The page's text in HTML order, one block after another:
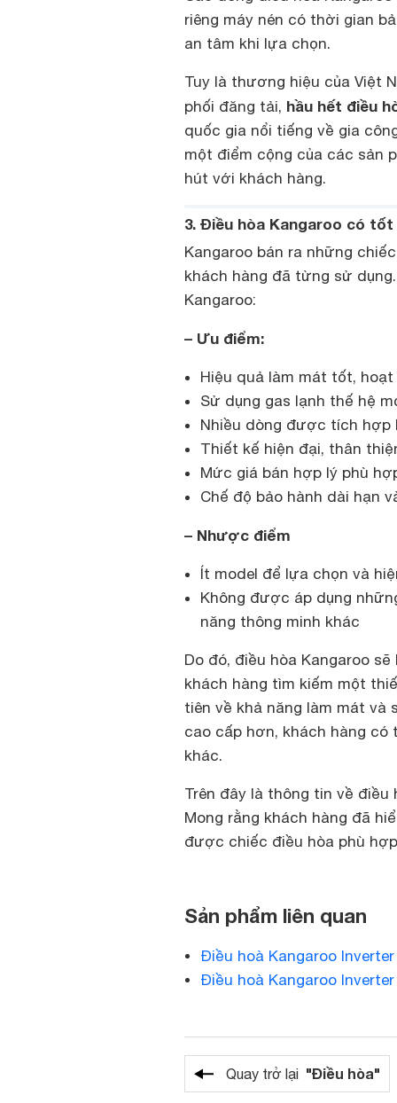
riêng máy nén có thời gian
an tâm khi lựa chọn.
Tuy là thương hiệu của Việt
phối đăng tải, hầu hết điều
quốc gia nổi tiếng về gia
một điểm cộng của các sản
hút với khách hàng.
3. Điều hòa Kangaroo có
Kangaroo bán ra những
khách hàng đã từng sử
Kangaroo:
– Ưu điểm:
Hiệu quả làm mát tốt, hoạt
Sử dụng gas lạnh thế hệ
Nhiều dòng được tích hợp
Thiết kế hiện đại, thân
Mức giá bán hợp lý phù
Chế độ bảo hành dài hạn
– Nhược điểm
Ít model để lựa chọn và
Không được áp dụng
năng thông minh khác
Do đó, điều hòa Kangaroo
khách hàng tìm kiếm một
tiên về khả năng làm mát và
cao cấp hơn, khách hàng
khác.
Trên đây là thông tin về điều
Mong rằng khách hàng đã
được chiếc điều hòa phù
Sản phẩm liên quan
Điều hoà Kangaroo Inverter
Điều hoà Kangaroo Inverter
Quay trở lại "Điều hòa"